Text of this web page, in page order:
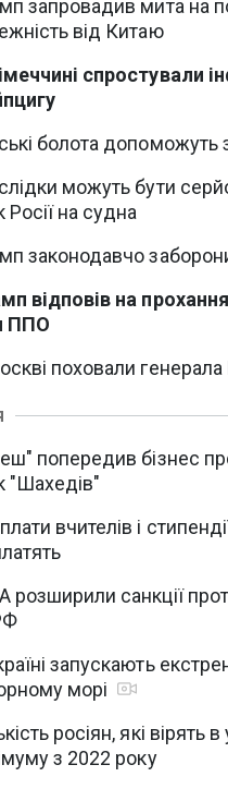
запровадив мита на
від Китаю
спростували
болота допоможуть
можуть бути
Росії на судна
законодавчо
відповів на
ППО
поховали
попередив бізнес
"Шахедів"
вчителів і
розширили санкції
запускають
морі
росіян, які вірять
з 2022 року